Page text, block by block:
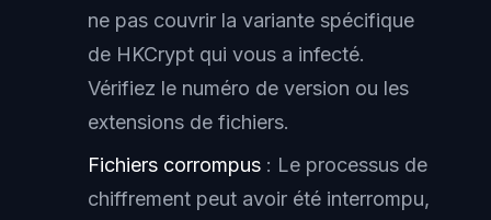
ne pas couvrir la variante spécifique
de HKCrypt qui vous a infecté.
Vérifiez le numéro de version ou les
extensions de fichiers.
Fichiers corrompus : Le processus de
chiffrement peut avoir été interrompu,